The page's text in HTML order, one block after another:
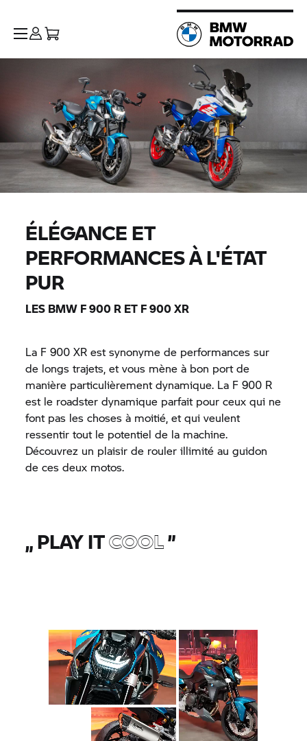
ÉLÉGANCE ET
PERFORMANCES À L'ÉTAT
PUR
LES BMW F 900 R ET F 900 XR
La F 900 XR est synonyme de performances sur
de longs trajets, et vous mène à bon port de
manière particulièrement dynamique. La F 900 R
est le roadster dynamique parfait pour ceux qui ne
font pas les choses à moitié, et qui veulent
ressentir tout le potentiel de la machine.
Découvrez un plaisir de rouler illimité au guidon
de ces deux motos.
„PLAY ITCOOL”